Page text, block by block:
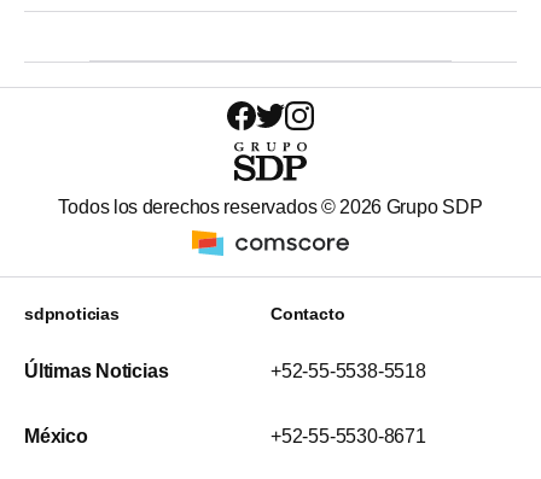
Todos los derechos reservados © 2026 Grupo SDP
sdpnoticias
Últimas Noticias
México
Contacto
+52-55-5538-5518
+52-55-5530-8671